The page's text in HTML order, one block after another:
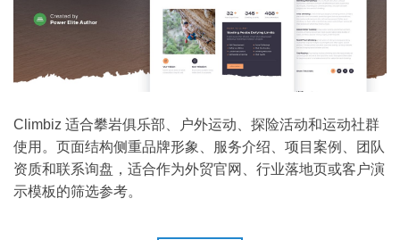
Climbiz 适合攀岩俱乐部、户外运动、探险活动和运动社群
使用。页面结构侧重品牌形象、服务介绍、项目案例、团队
资质和联系询盘，适合作为外贸官网、行业落地页或客户演
示模板的筛选参考。